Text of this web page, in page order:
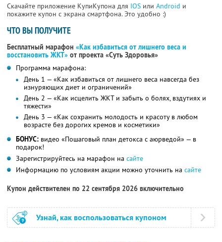
Скачайте приложение КупиКупона для IOS или Android и
покажите купон с экрана смартфона. Это удобно :)
ЧТО ВЫ ПОЛУЧИТЕ
Бесплатный марафон «Как избавиться от лишнего веса и
восстановить ЖКТ» от проекта «Суть Здоровья»
Программа марафона:
День 1 — «Как избавиться от лишнего веса навсегда без
изнуряющих диет и ограничений»
День 2 — «Как исцелить ЖКТ и забыть о болях, вздутиях и
тяжести»
День 3 — «Как сохранить молодость и красоту в любом
возрасте без дорогих кремов и косметики»
БОНУС: видео «Пошаговый план детокса с аюрведой» — в
подарок!
Зарегистрируйтесь на марафон на сайте
Информацию по условиям акции можно уточнить на сайте
Купон действителен по 22 сентября 2026 включительно
Узнай, как воспользоваться купоном